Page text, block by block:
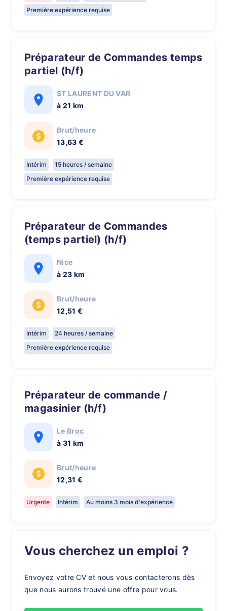
Première expérience requise
Préparateur de Commandes temps
partiel (h/f)
ST LAURENT DU VAR
à 21 km
Brut/heure
13,63 €
Intérim
15 heures / semaine
Première expérience requise
Préparateur de Commandes
(temps partiel) (h/f)
Nice
à 23 km
Brut/heure
12,51 €
Intérim
24 heures / semaine
Première expérience requise
Préparateur de commande /
magasinier (h/f)
Le Broc
à 31 km
Brut/heure
12,31 €
Urgente Intérim Au moins 3 mois d'expérience
Vous cherchez un emploi ?
Envoyez votre CV et nous vous contacterons dès
que nous aurons trouvé une offre pour vous.